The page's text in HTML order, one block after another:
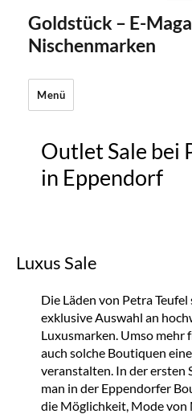
Goldstück – E-
Nischenmarken
Menü
Outlet Sale bei
in Eppendorf
Luxus Sale
Die Läden von Petra
exklusive Auswahl an
Luxusmarken. Umso mehr
auch solche Boutiquen
veranstalten. In der ersten
man in der Eppendorfer
die Möglichkeit, Mode